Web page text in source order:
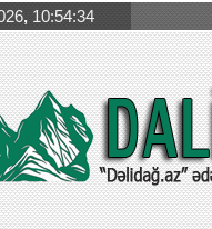
, 10:54:35